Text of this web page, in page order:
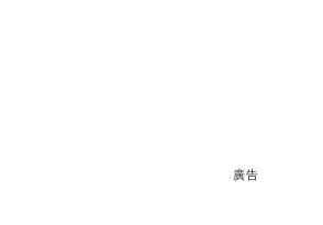
廣告